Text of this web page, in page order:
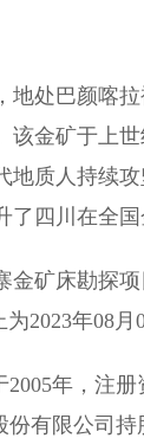
处巴颜喀
金矿于上
质人持续
四川在全国
矿床勘探
2023年08月
年，注
有限公司